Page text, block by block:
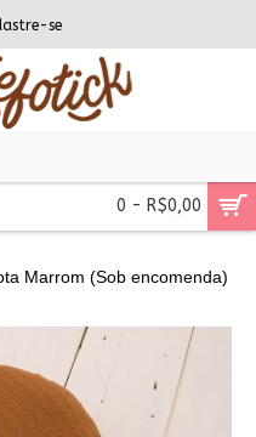
se
0 - R$0,00
Marrom (Sob encomenda)